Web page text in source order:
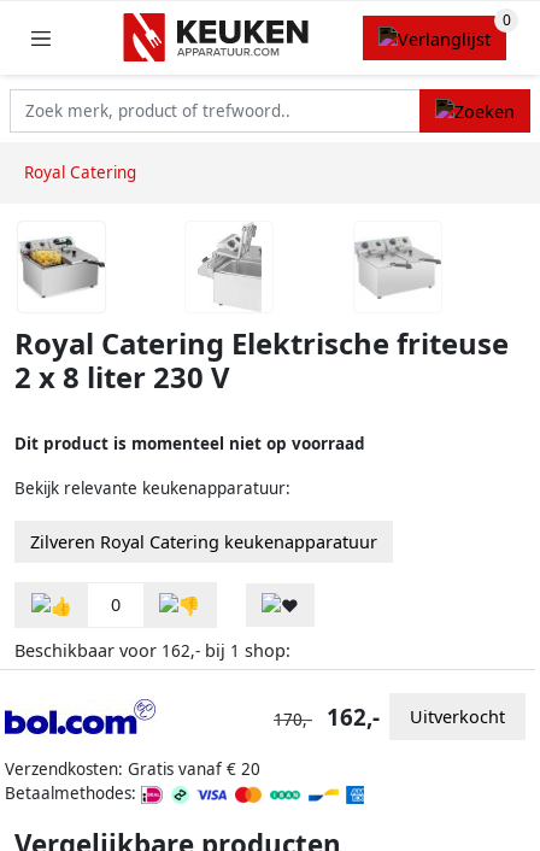
Royal Catering
Royal Catering Elektrische friteuse
2 x 8 liter 230 V
Dit product is momenteel niet op voorraad
Bekijk relevante keukenapparatuur:
Zilveren Royal Catering keukenapparatuur
0
Beschikbaar voor 162,- bij 1 shop:
Verzendkosten: Gratis vanaf € 20
Betaalmethodes:
170,- 162,- Uitverkocht